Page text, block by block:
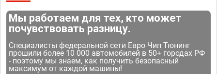
Мы работаем для тех, кто может
почувствовать разницу.
Специалисты федеральной сети Евро Чип Тюнинг
прошили более 10 000 автомобилей в 50+ городах РФ
- поэтому мы знаем, как получить безопасный
максимум от каждой машины!